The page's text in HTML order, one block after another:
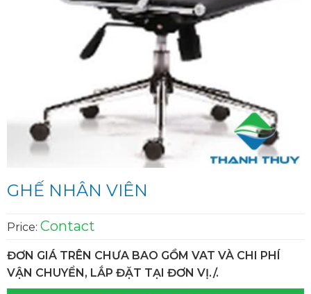
GHẾ NHÂN VIÊN
Price: Contact
ĐƠN GIÁ TRÊN CHƯA BAO GỒM VAT VÀ CHI PHÍ
VẬN CHUYỂN, LẮP ĐẶT TẠI ĐƠN VỊ./.